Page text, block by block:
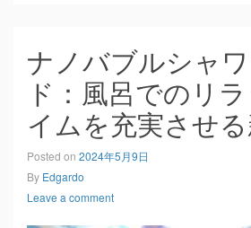
ナノバブルシャ
ド：風呂でのリ
イムを充実させ
Posted on 2024年5月9日
By Edgardo
Leave a comment